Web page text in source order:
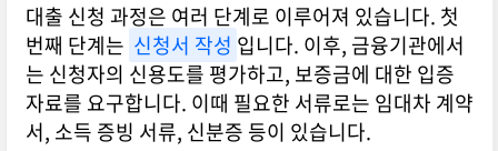
대출 신청 과정은 여러 단계로 이루어져 있습니다. 첫
번째 단계는 신청서 작성 입니다. 이후, 금융기관에서
는 신청자의 신용도를 평가하고, 보증금에 대한 입증
자료를 요구합니다. 이때 필요한 서류로는 임대차 계약
서, 소득 증빙 서류, 신분증 등이 있습니다.